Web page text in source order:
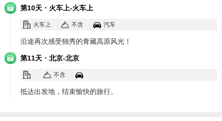
第10天 · 火车上-火车上
火车上 不含 汽车
沿途再次感受独秀的青藏高原风光！
第11天 · 北京-北京
不含
抵达出发地，结束愉快的旅行。